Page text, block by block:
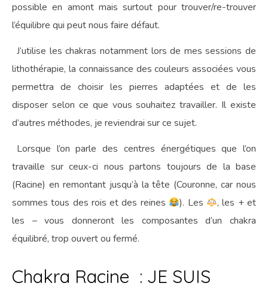
possible en amont mais surtout pour trouver/re-trouver
l’équilibre qui peut nous faire défaut.
J’utilise les chakras notamment lors de mes sessions de
lithothérapie, la connaissance des couleurs associées vous
permettra de choisir les pierres adaptées et de les
disposer selon ce que vous souhaitez travailler. Il existe
d’autres méthodes, je reviendrai sur ce sujet.
Lorsque l’on parle des centres énergétiques que l’on
travaille sur ceux-ci nous partons toujours de la base
(Racine) en remontant jusqu’à la tête (Couronne, car nous
sommes tous des rois et des reines
). Les
, les + et
les – vous donneront les composantes d’un chakra
équilibré, trop ouvert ou fermé.
Chakra Racine : JE SUIS